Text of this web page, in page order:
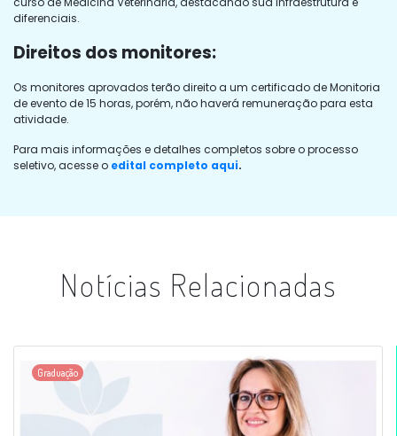
diferenciais.
Direitos dos monitores:
Os monitores aprovados terão direito a um certificado de Monitoria
de evento de 15 horas, porém, não haverá remuneração para esta
atividade.
Para mais informações e detalhes completos sobre o processo
seletivo, acesse o edital completo aqui.
Notícias Relacionadas
Graduação